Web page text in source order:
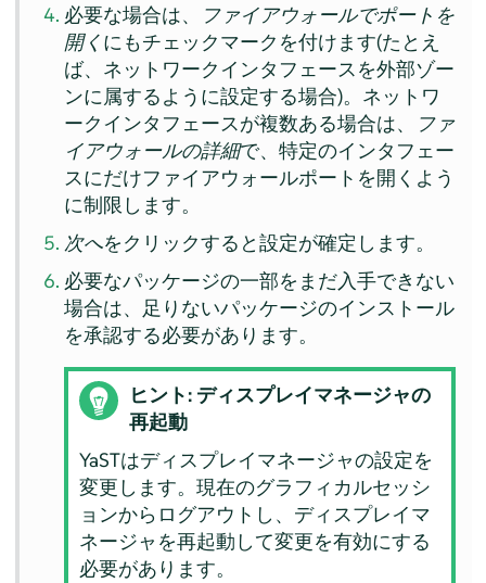
必要な場合は、
ファイアウォールでポートを
開くにもチェックマークを付けます(たとえ
ば、ネットワークインタフェースを外部ゾー
ンに属するように設定する場合)。ネットワ
ークインタフェースが複数ある場合は、
ファ
イアウォールの詳細で、特定のインタフェー
スにだけファイアウォールポートを開くよう
に制限します。
次へをクリックすると設定が確定します。
必要なパッケージの一部をまだ入手できない
場合は、足りないパッケージのインストール
を承認する必要があります。
ヒント: ディスプレイマネージャの
再起動
YaSTはディスプレイマネージャの設定を
変更します。現在のグラフィカルセッシ
ョンからログアウトし、ディスプレイマ
ネージャを再起動して変更を有効にする
必要があります。